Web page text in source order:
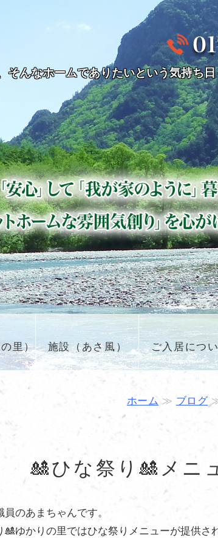
かりあさ風｜青森県黒石市・田舎館村の住宅型有
んなホームでありたいという気持ち
里） 施設（あさ風） ご入居につ
ホーム ≫ ブログ≫
🎎ひな祭り🎎メニ
のあまちゃんです。
ゆかりの里ではひな祭りメニューが提供さ